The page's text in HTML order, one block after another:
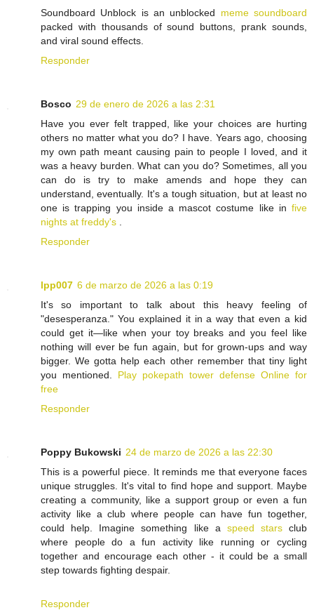
Soundboard Unblock is an unblocked meme soundboard
packed with thousands of sound buttons, prank sounds,
and viral sound effects.
Responder
Bosco 29 de enero de 2026 a las 2:31
Have you ever felt trapped, like your choices are hurting
others no matter what you do? I have. Years ago, choosing
my own path meant causing pain to people I loved, and it
was a heavy burden. What can you do? Sometimes, all you
can do is try to make amends and hope they can
understand, eventually. It's a tough situation, but at least no
one is trapping you inside a mascot costume like in five
nights at freddy's
Responder
lpp007 6 de marzo de 2026 a las 0:19
It's so important to talk about this heavy feeling of
"desesperanza." You explained it in a way that even a kid
could get it—like when your toy breaks and you feel like
nothing will ever be fun again, but for grown-ups and way
bigger. We gotta help each other remember that tiny light
you mentioned. Play pokepath tower defense Online for
free
Responder
Poppy Bukowski 24 de marzo de 2026 a las 22:30
This is a powerful piece. It reminds me that everyone faces
unique struggles. It's vital to find hope and support. Maybe
creating a community, like a support group or even a fun
activity like a club where people can have fun together,
could help. Imagine something like a speed starsclub
where people do a fun activity like running or cycling
together and encourage each other - it could be a small
step towards fighting despair.
Responder